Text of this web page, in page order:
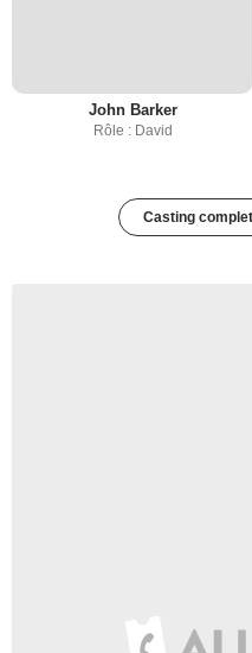
John Barker
Rôle : David
Casting